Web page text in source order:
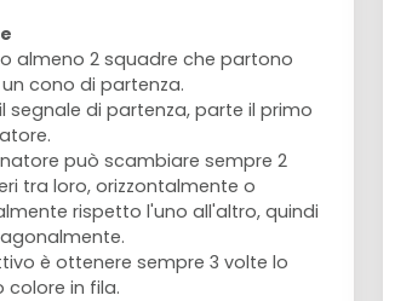
almeno 2 squadre che partono
cono di partenza.
segnale di partenza, parte il primo
può scambiare sempre 2
tra loro, orizzontalmente o
rispetto l'uno all'altro, quindi
è ottenere sempre 3 volte lo
colore in fila.